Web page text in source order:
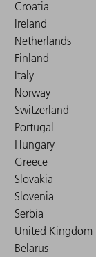
Croatia
Ireland
Netherlands
Finland
Italy
Norway
Switzerland
Portugal
Hungary
Greece
Slovakia
Slovenia
Serbia
United Kingdom
Belarus